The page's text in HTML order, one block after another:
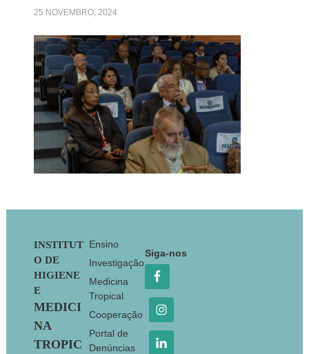
25 NOVEMBRO, 2024
Footer
INSTITUT
O DE
HIGIENE
E
MEDICI
NA
TROPIC
Ensino
Investigação
Medicina
Tropical
Cooperação
Portal de
Denúncias
Siga-nos